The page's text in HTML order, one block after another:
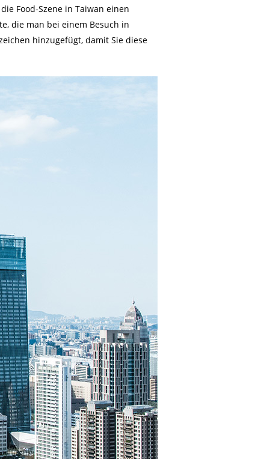
Food-Szene in Taiwan einen
die man bei einem Besuch in
hinzugefügt, damit Sie diese